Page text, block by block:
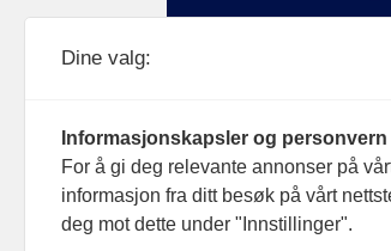
Dine valg:
Informasjonskapsler og personvern
For å gi deg relevante annonser på
informasjon fra ditt besøk på vårt
deg mot dette under "Innstillinger".